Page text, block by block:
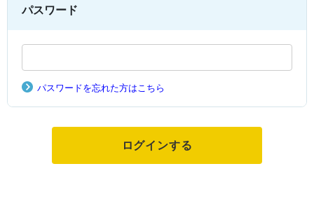
パスワード
パスワードを忘れた方はこちら